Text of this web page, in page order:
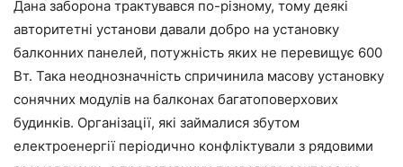
Дана заборона трактувався по-різному, тому деякі
авторитетні установи давали добро на установку
балконних панелей, потужність яких не перевищує 600
Вт. Така неоднозначність спричинила масову установку
сонячних модулів на балконах багатоповерхових
будинків. Організації, які займалися збутом
електроенергії періодично конфліктували з рядовими